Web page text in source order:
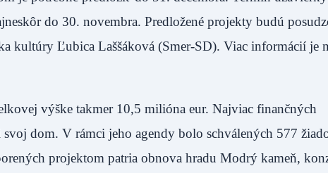
do 30. novembra. Predložené projekty budú
kultúry Ľubica Laššáková (Smer-SD). Viac informácií je
výške takmer 10,5 milióna eur. Najviac finančných
dom. V rámci jeho agendy bolo schválených 577
projektom patria obnova hradu Modrý kameň,